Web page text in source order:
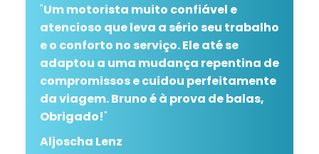
"Um motorista muito confiável e
atencioso que leva a sério seu trabalho
e o conforto no serviço. Ele até se
adaptou a uma mudança repentina de
compromissos e cuidou perfeitamente
da viagem. Bruno é à prova de balas,
Obrigado!"
Aljoscha Lenz